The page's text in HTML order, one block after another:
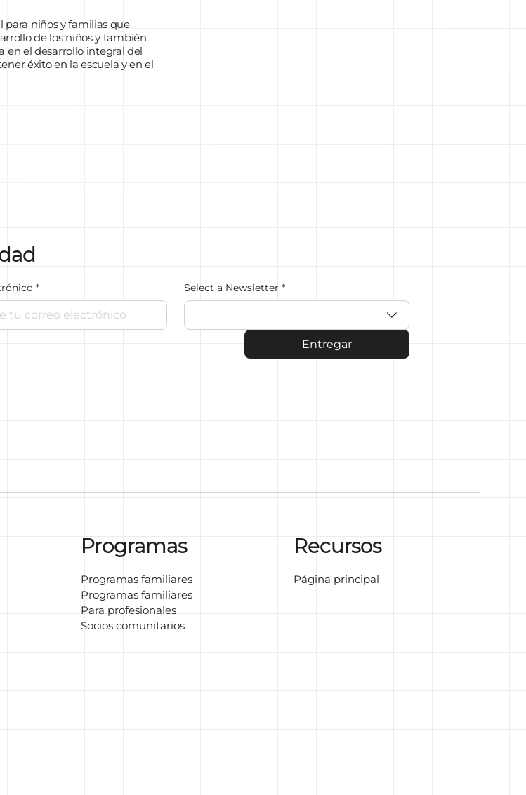
para niños y familias que
de los niños y también
en el desarrollo integral del
éxito en la escuela y en el
* Select a Newsletter *
Entregar
Programas familiares
Programas familiares
Para profesionales
Socios comunitarios
Programas
Página principal
Recursos